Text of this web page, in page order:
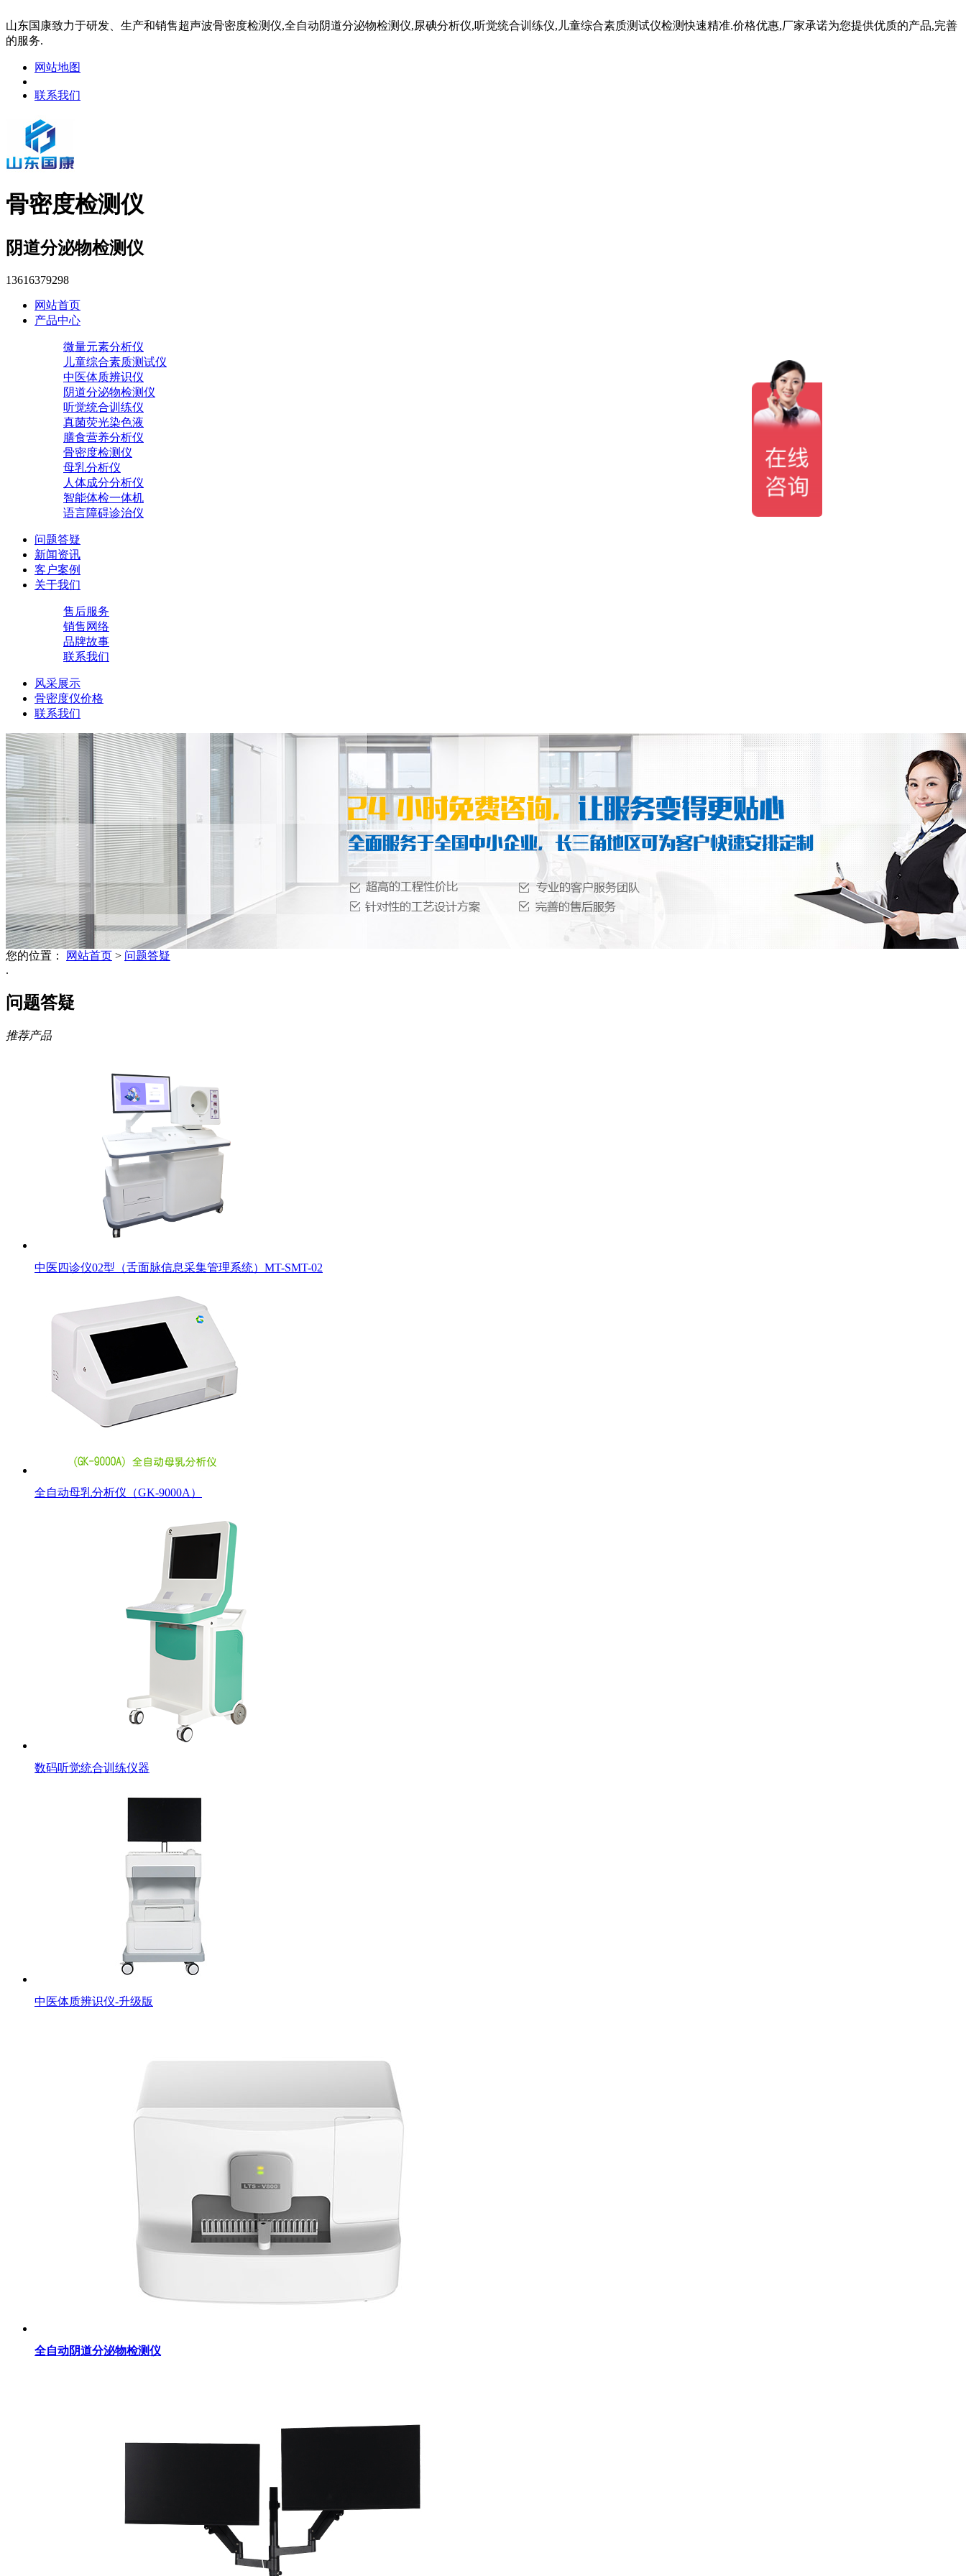
山东国康致力于研发、生产和销售超声波骨密度检测仪,全自动阴道分泌物检测仪,尿碘分析仪,听觉统合训练仪,儿童综合素质测试仪检测快速精准.价格优惠,厂家承诺为您提供优质的产品,完善
的服务.
网站地图
联系我们
骨密度检测仪
阴道分泌物检测仪
13616379298
网站首页
产品中心
微量元素分析仪
儿童综合素质测试仪
中医体质辨识仪
阴道分泌物检测仪
听觉统合训练仪
真菌荧光染色液
膳食营养分析仪
骨密度检测仪
母乳分析仪
人体成分分析仪
智能体检一体机
语言障碍诊治仪
问题答疑
新闻资讯
客户案例
关于我们
售后服务
销售网络
品牌故事
联系我们
风采展示
骨密度仪价格
联系我们
您的位置： 网站首页 > 问题答疑
.
问题答疑
推荐产品
中医四诊仪02型（舌面脉信息采集管理系统）MT-SMT-02
全自动母乳分析仪（GK-9000A）
数码听觉统合训练仪器
中医体质辨识仪-升级版
全自动阴道分泌物检测仪